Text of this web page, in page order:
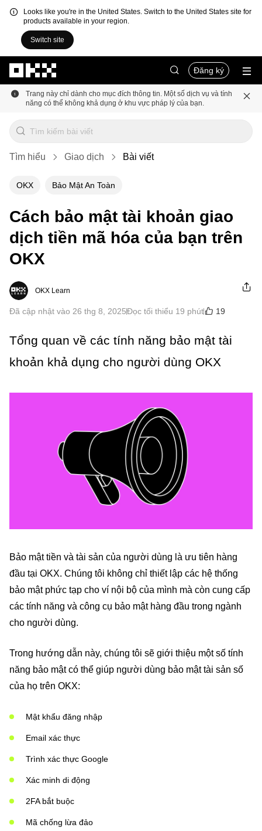
Looks like you're in the United States. Switch to the United States site for
products available in your region.
Switch site
Đăng ký
Trang này chỉ dành cho mục đích thông tin. Một số dịch vụ và tính
năng có thể không khả dụng ở khu vực pháp lý của bạn.
Tìm hiểu Giao dịch Bài viết
OKX Bảo Mật An Toàn
Cách bảo mật tài khoản giao
dịch tiền mã hóa của bạn trên
OKX
OKX Learn
Đã cập nhật vào 26 thg 8, 2025Đọc tối thiểu 19 phút 19
Tổng quan về các tính năng bảo mật tài
khoản khả dụng cho người dùng OKX
Bảo mật tiền và tài sản của người dùng là ưu tiên hàng
đầu tại OKX. Chúng tôi không chỉ thiết lập các hệ thống
bảo mật phức tạp cho ví nội bộ của mình mà còn cung cấp
các tính năng và công cụ bảo mật hàng đầu trong ngành
cho người dùng.
Trong hướng dẫn này, chúng tôi sẽ giới thiệu một số tính
năng bảo mật có thể giúp người dùng bảo mật tài sản số
của họ trên OKX:
Mật khẩu đăng nhập
Email xác thực
Trình xác thực Google
Xác minh di động
2FA bắt buộc
Mã chống lừa đảo